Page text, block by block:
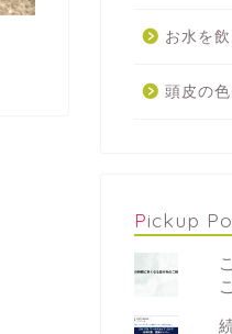
お水を
頭皮の色
Pickup